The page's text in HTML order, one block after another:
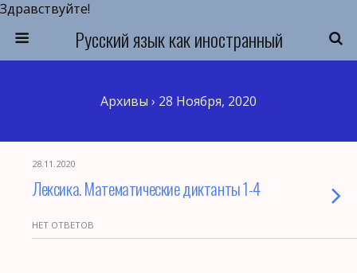
Здравствуйте!
Русский язык как иностранный
Архивы › 28 Ноября, 2020
28.11.2020
Лексика. Математические диктанты 1-4
НЕТ ОТВЕТОВ